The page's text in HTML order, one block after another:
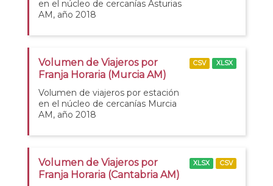
en el núcleo de cercanías Asturias
AM, año 2018
Volumen de Viajeros por
Franja Horaria (Murcia AM)
Volumen de viajeros por estación
en el núcleo de cercanías Murcia
AM, año 2018
CSV XLSX
Volumen de Viajeros por
Franja Horaria (Cantabria AM)
XLSX CSV